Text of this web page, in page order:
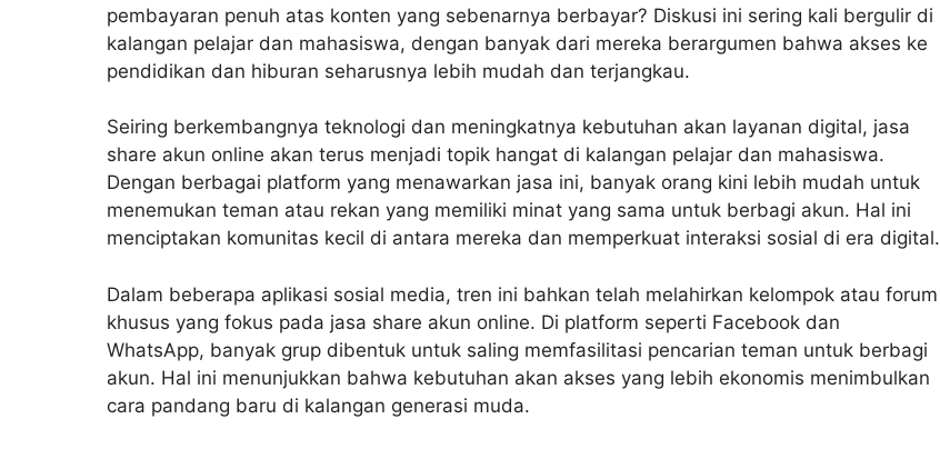
pembayaran penuh atas konten yang sebenarnya berbayar? Diskusi ini sering kali bergulir di
kalangan pelajar dan mahasiswa, dengan banyak dari mereka berargumen bahwa akses ke
pendidikan dan hiburan seharusnya lebih mudah dan terjangkau.
Seiring berkembangnya teknologi dan meningkatnya kebutuhan akan layanan digital, jasa
share akun online akan terus menjadi topik hangat di kalangan pelajar dan mahasiswa.
Dengan berbagai platform yang menawarkan jasa ini, banyak orang kini lebih mudah untuk
menemukan teman atau rekan yang memiliki minat yang sama untuk berbagi akun. Hal ini
menciptakan komunitas kecil di antara mereka dan memperkuat interaksi sosial di era digital.
Dalam beberapa aplikasi sosial media, tren ini bahkan telah melahirkan kelompok atau forum
khusus yang fokus pada jasa share akun online. Di platform seperti Facebook dan
WhatsApp, banyak grup dibentuk untuk saling memfasilitasi pencarian teman untuk berbagi
akun. Hal ini menunjukkan bahwa kebutuhan akan akses yang lebih ekonomis menimbulkan
cara pandang baru di kalangan generasi muda.